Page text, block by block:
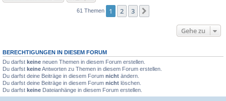
61 Themen 1 2 3
Gehe zu
BERECHTIGUNGEN IN DIESEM FORUM
Du darfst keine neuen Themen in diesem Forum erstellen.
Du darfst keineAntworten zu Themen in diesem Forum erstellen.
Du darfst deine Beiträge in diesem Forum nicht ändern.
Du darfst deine Beiträge in diesem Forum nicht löschen.
Du darfst keine Dateianhänge in diesem Forum erstellen.